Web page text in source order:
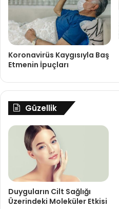
Koronavirüs Kaygısıyla Baş
Etmenin İpuçları
Güzellik
Duyguların Cilt Sağlığı
Üzerindeki Moleküler Etkisi